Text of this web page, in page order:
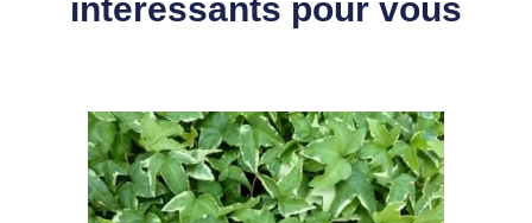
intéressants pour vous